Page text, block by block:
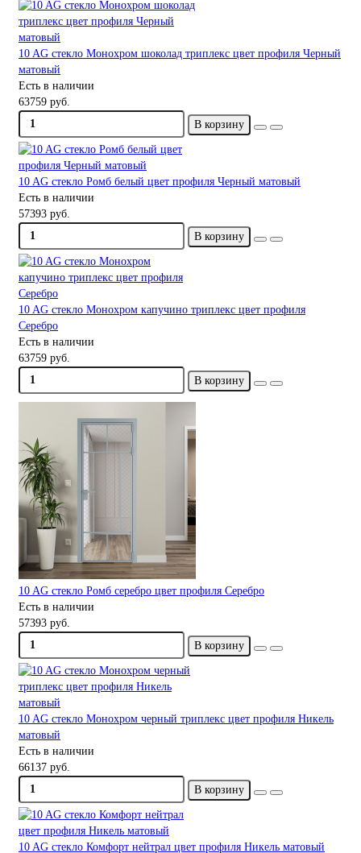
10 AG стекло Монохром шоколад триплекс цвет профиля Черный
матовый
Есть в наличии
63759 руб.
В корзину
10 AG стекло Ромб белый цвет профиля Черный матовый
Есть в наличии
57393 руб.
В корзину
10 AG стекло Монохром капучино триплекс цвет профиля
Серебро
Есть в наличии
63759 руб.
В корзину
10 AG стекло Ромб серебро цвет профиля Серебро
Есть в наличии
57393 руб.
В корзину
10 AG стекло Монохром черный триплекс цвет профиля Никель
матовый
Есть в наличии
66137 руб.
В корзину
10 AG стекло Комфорт нейтрал цвет профиля Никель матовый